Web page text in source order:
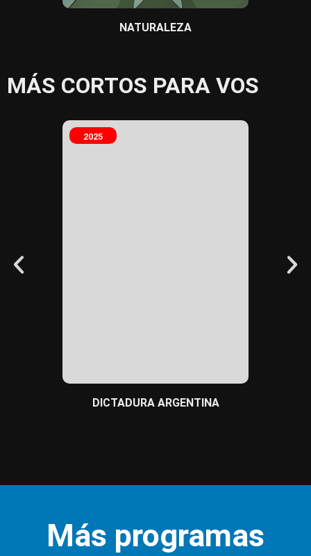
NATURALEZA
MÁS CORTOS PARA VOS
2025
DICTADURA ARGENTINA
Más programas